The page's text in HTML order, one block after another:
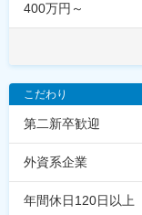
400万円～
こだわり
第二新卒歓迎
外資系企業
年間休日120日以上